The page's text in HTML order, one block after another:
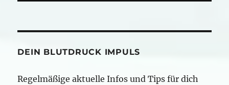
DEIN BLUTDRUCK IMPULS
Regelmäßige aktuelle Infos und Tips für dich